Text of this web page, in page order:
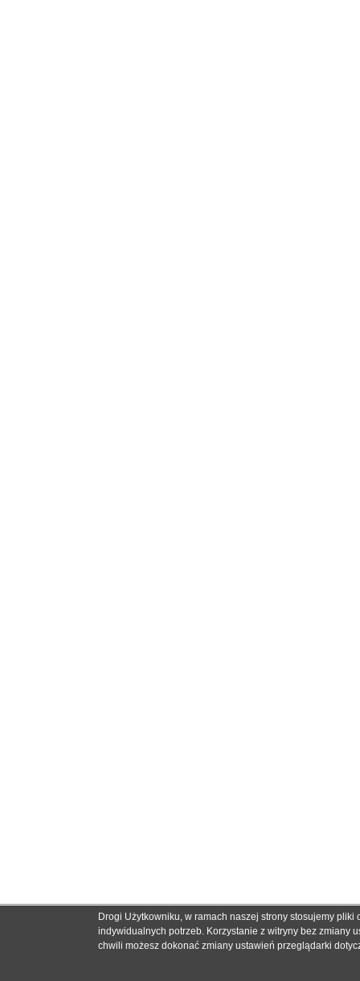
Drogi Użytkowniku, w ramach naszej strony stosujemy
indywidualnych potrzeb. Korzystanie z witryny bez zmiany
chwili możesz dokonać zmiany ustawień przeglądarki